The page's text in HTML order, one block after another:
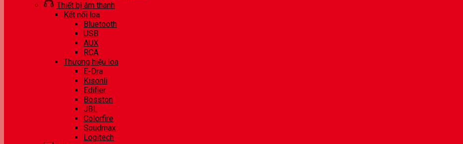
Thiết bị âm thanh
Kết nối loa
Bluetooth
USB
AUX
RCA
Thương hiệu loa
E-Dra
Kisonli
Edifier
Bosston
JBL
Colorfire
Soudmax
Logitech